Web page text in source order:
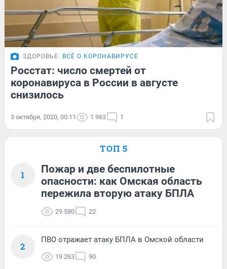
ЗДОРОВЬЕ ВСЁ О КОРОНАВИРУСЕ
Росстат: число смертей от
коронавируса в России в августе
снизилось
3 октября, 2020, 00:11 1 963 1
ТОП 5
1
Пожар и две беспилотные
опасности: как Омская область
пережила вторую атаку БПЛА
29 580 22
2
ПВО отражает атаку БПЛА в Омской области
19 263 90